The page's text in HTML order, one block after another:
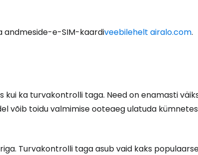
andmeside-e-SIM-kaardiveebilehelt airalo.com.
kui ka turvakontrolli taga. Need on enamasti
võib toidu valmimise ooteaeg ulatuda
Turvakontrolli taga asub vaid kaks